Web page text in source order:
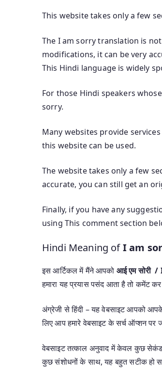
This website takes only a few
The I am sorry translation is
modifications, it can be very
This Hindi language is widely
For those Hindi speakers
sorry.
Many websites provide
this website can be used.
The website takes only a few
accurate, you can still get an
Finally, if you have any
using This comment section
Hindi Meaning ofI am
इस आर्टिकल में मैंने आपको आई एम
हमारा यह प्रयास पसंद आता है तो कमेंट
अंग्रेजी से हिंदी – यह वेबसाइट आपको
लिए आप हमारे वेबसाइट के सर्च ऑप्शन पर
वेबसाइट तत्काल अनुवाद में केवल कुछ सेकंड
कुछ संशोधनों के साथ, यह बहुत सटीक हो